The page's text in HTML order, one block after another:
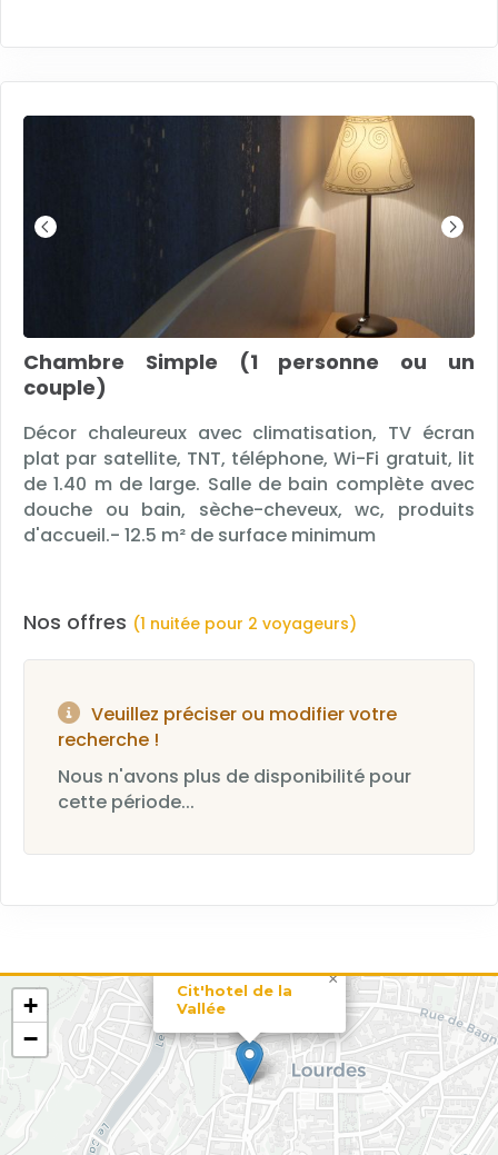
Chambre Simple (1 personne ou un
couple)
Décor chaleureux avec climatisation, TV écran
plat par satellite, TNT, téléphone, Wi-Fi gratuit, lit
de 1.40 m de large. Salle de bain complète avec
douche ou bain, sèche-cheveux, wc, produits
d'accueil.- 12.5 m² de surface minimum
Nos offres (1 nuitée pour 2 voyageurs)
Veuillez préciser ou modifier votre
recherche !
Nous n'avons plus de disponibilité pour
cette période...
Cit'hotel de la
Vallée
×
+
−